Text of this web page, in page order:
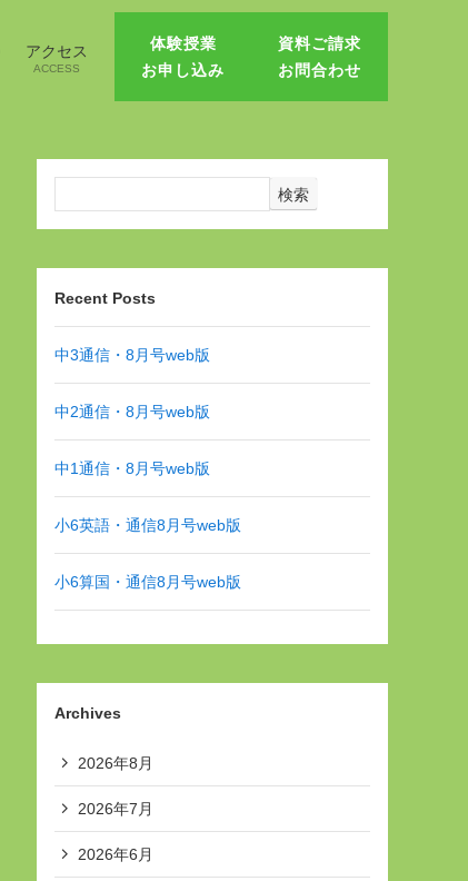
アクセス
ACCESS
体験授業
お申し込み
資料ご請求
お問合わせ
検索
Recent Posts
中3通信・8月号web版
中2通信・8月号web版
中1通信・8月号web版
小6英語・通信8月号web版
小6算国・通信8月号web版
Archives
2026年8月
2026年7月
2026年6月